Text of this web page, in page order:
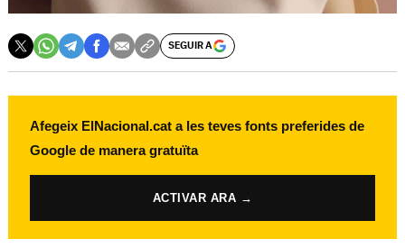
SEGUIR A
Afegeix ElNacional.cat a les teves fonts preferides de
Google de manera gratuïta
ACTIVAR ARA →